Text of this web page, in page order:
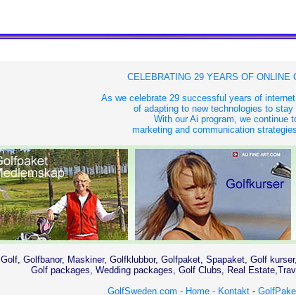
CELEBRATING 29 YEARS OF ONLINE
As we celebrate 29 successful years of
of adapting to new technologies to
With our Ai program, we continue
marketing and communication
Golf, Golfbanor, Maskiner, Golfklubbor, Golfpaket, Spapaket, Golf
Golf packages, Wedding packages, Golf Clubs, Real
GolfSweden.com - Home - Kontakt -